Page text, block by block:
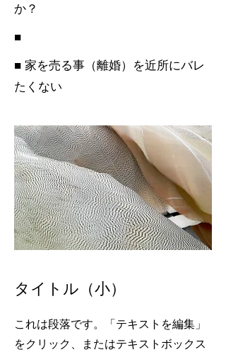
か？
■
■ 家を売る事（離婚）を近所にバレ
たくない
タイトル（小）
これは段落です。「テキストを編集」
をクリック、またはテキストボックス